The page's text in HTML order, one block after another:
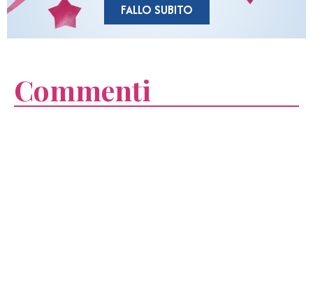
FALLO SUBITO
Commenti